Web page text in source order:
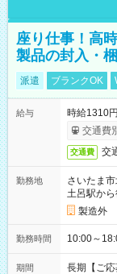
座り仕事！高
製品の封入・
派遣 ブランクOK
給与
時給1310円
交通費
交通費 交
勤務地
さいたま市
土呂駅か
製造外
勤務時間
期間 長期【ご